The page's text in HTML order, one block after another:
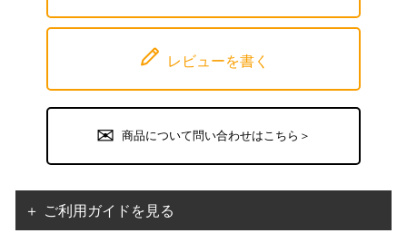
レビューを書く
商品について問い合わせはこちら＞
＋ ご利用ガイドを見る